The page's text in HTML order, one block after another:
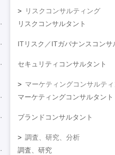
リスクコンサルティング
リスクコンサルタント
ITリスク／ITガバナンスコンサ
セキュリティコンサルタント
マーケティングコンサルテ
マーケティングコンサルタント
ブランドコンサルタント
調査、研究、分析
調査、研究